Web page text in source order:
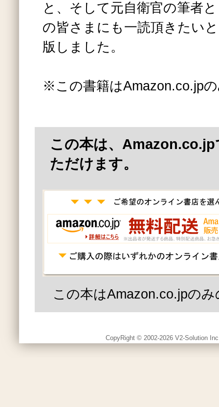
と、そして元自衛官の筆者
の皆さまにも一読頂きたい
版しました。
※この書籍はAmazon.co.jp
この本は、
ただけます。
この本はAmazon.co.jpの
CopyRight © 2002-2026 V2-Solution